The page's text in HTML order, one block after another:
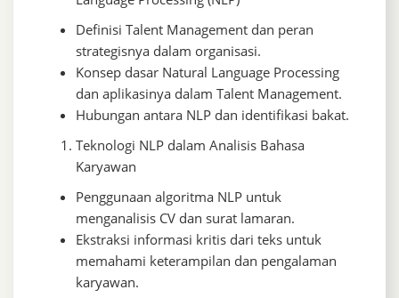
Definisi Talent Management dan peran
strategisnya dalam organisasi.
Konsep dasar Natural Language Processing
dan aplikasinya dalam Talent Management.
Hubungan antara NLP dan identifikasi bakat.
Teknologi NLP dalam Analisis Bahasa
Karyawan
Penggunaan algoritma NLP untuk
menganalisis CV dan surat lamaran.
Ekstraksi informasi kritis dari teks untuk
memahami keterampilan dan pengalaman
karyawan.